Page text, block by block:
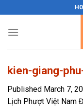
content
kien-giang-
Published March 7,
Lịch Phượt Việt Nam